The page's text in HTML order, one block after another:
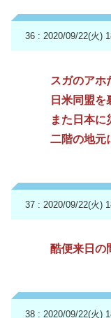
36 : 2020/09/22(火)
スガのアホ
日米同盟を
また日本に
二階の地
37 : 2020/09/22(火)
酷便来日の
38 : 2020/09/22(火)